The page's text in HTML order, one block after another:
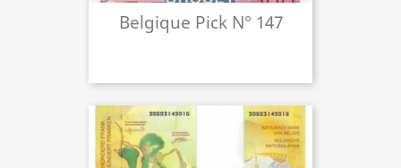
Belgique Pick N° 147